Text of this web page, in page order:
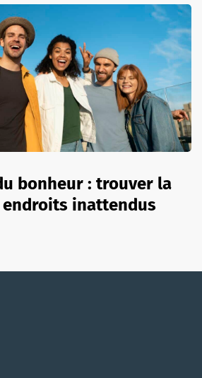
bonheur : trouver la
endroits inattendus